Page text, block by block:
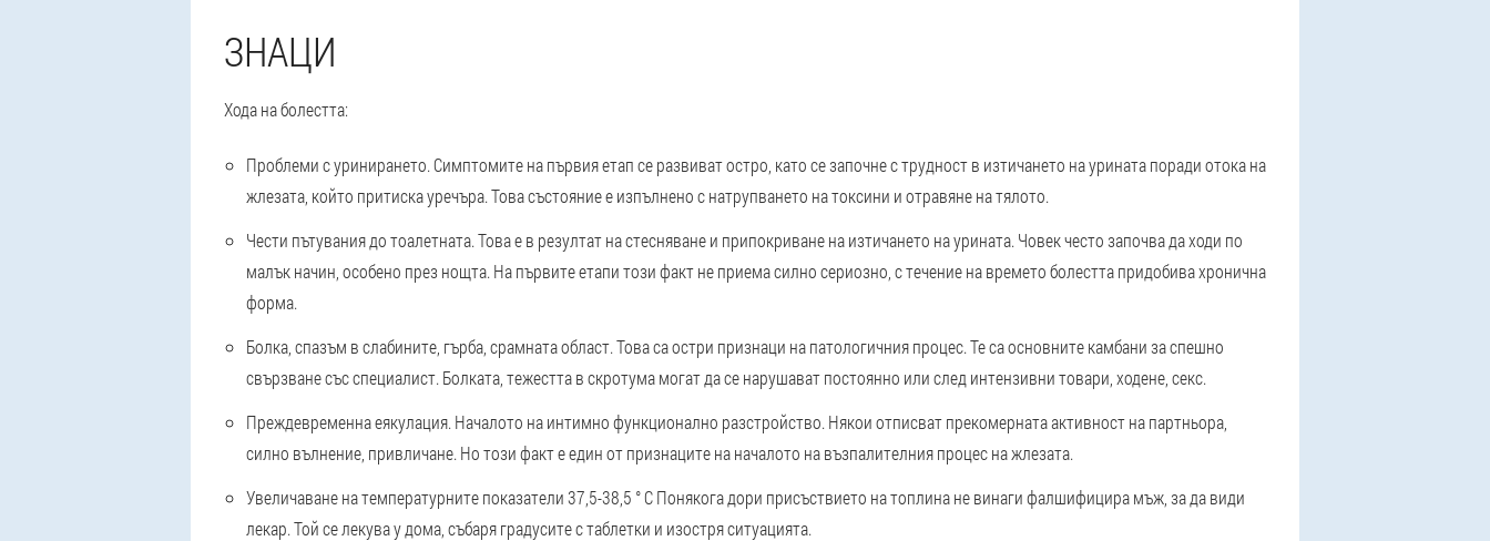
ЗНАЦИ
Хода на болестта:
Проблеми с уринирането. Симптомите на първия етап се развиват остро, като се започне с трудност в изтичането на урината поради отока на
жлезата, който притиска уречъра. Това състояние е изпълнено с натрупването на токсини и отравяне на тялото.
Чести пътувания до тоалетната. Това е в резултат на стесняване и припокриване на изтичането на урината. Човек често започва да ходи по
малък начин, особено през нощта. На първите етапи този факт не приема силно сериозно, с течение на времето болестта придобива хронична
форма.
Болка, спазъм в слабините, гърба, срамната област. Това са остри признаци на патологичния процес. Те са основните камбани за спешно
свързване със специалист. Болката, тежестта в скротума могат да се нарушават постоянно или след интензивни товари, ходене, секс.
Преждевременна еякулация. Началото на интимно функционално разстройство. Някои отписват прекомерната активност на партньора,
силно вълнение, привличане. Но този факт е един от признаците на началото на възпалителния процес на жлезата.
Увеличаване на температурните показатели 37,5-38,5 ° СПонякога дори присъствието на топлина не винаги фалшифицира мъж, за да види
лекар. Той се лекува у дома, събаря градусите с таблетки и изостря ситуацията.